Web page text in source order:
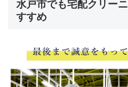
水戸市でも宅配クリー
すすめ